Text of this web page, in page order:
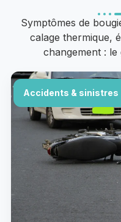
Symptômes de
calage thermique,
changement :
Accidents & sinistres